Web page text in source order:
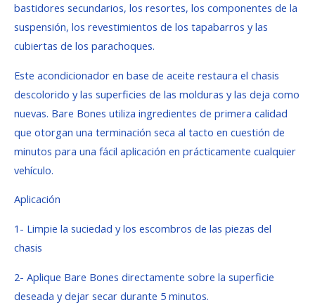
bastidores secundarios, los resortes, los componentes de la
suspensión, los revestimientos de los tapabarros y las
cubiertas de los parachoques.
Este acondicionador en base de aceite restaura el chasis
descolorido y las superficies de las molduras y las deja como
nuevas. Bare Bones utiliza ingredientes de primera calidad
que otorgan una terminación seca al tacto en cuestión de
minutos para una fácil aplicación en prácticamente cualquier
vehículo.
Aplicación
1- Limpie la suciedad y los escombros de las piezas del
chasis
2- Aplique Bare Bones directamente sobre la superficie
deseada y dejar secar durante 5 minutos.